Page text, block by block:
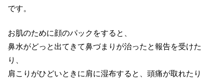
です。
お肌のために顔のパックをすると、
鼻水がどっと出てきて鼻づまりが治ったと報告を受けた
り、
肩こりがひどいときに肩に湿布すると、頭痛が取れたり